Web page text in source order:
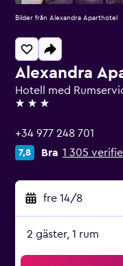
Alexandra
Hotell med
3 stjärnor
+34 977 248 701
7,8 Bra 1 305
fre 14/8
2 gäster, 1 rum
Bilder från Alexandra Aparthotel